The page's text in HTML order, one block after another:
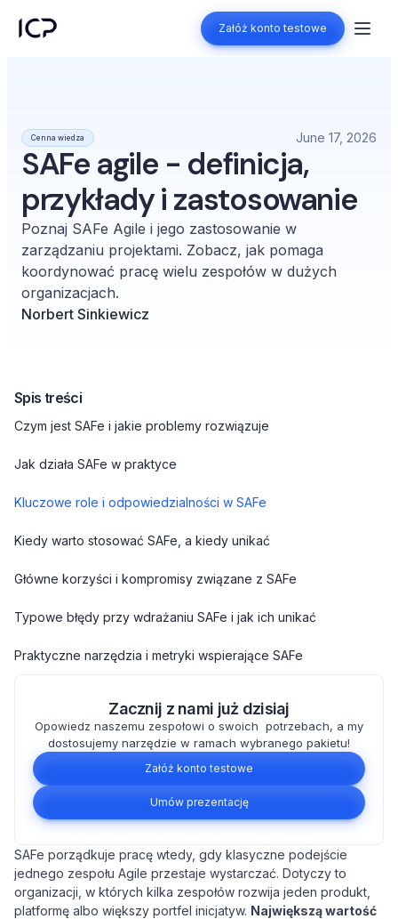
Załóż konto testowe
Załóż konto testowe
Cenna wiedza June 17, 2026
SAFe agile - definicja,
przykłady i zastosowanie
Poznaj SAFe Agile i jego zastosowanie w
zarządzaniu projektami. Zobacz, jak pomaga
koordynować pracę wielu zespołów w dużych
organizacjach.
Norbert Sinkiewicz
Spis treści
Czym jest SAFe i jakie problemy rozwiązuje
Jak działa SAFe w praktyce
Kluczowe role i odpowiedzialności w SAFe
Kiedy warto stosować SAFe, a kiedy unikać
Główne korzyści i kompromisy związane z SAFe
Typowe błędy przy wdrażaniu SAFe i jak ich unikać
Praktyczne narzędzia i metryki wspierające SAFe
Zacznij z nami już dzisiaj
Opowiedz naszemu zespołowi o swoich potrzebach, a my
dostosujemy narzędzie w ramach wybranego pakietu!
Załóż konto testowe
Umów prezentację
SAFe porządkuje pracę wtedy, gdy klasyczne podejście
jednego zespołu Agile przestaje wystarczać. Dotyczy to
organizacji, w których kilka zespołów rozwija jeden produkt,
platformę albo większy portfel inicjatyw. Największą wartość